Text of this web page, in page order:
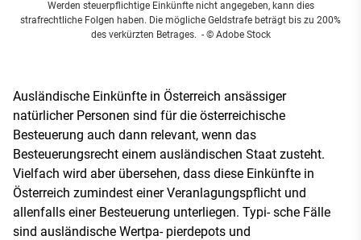
Werden steuerpflichtige Einkünfte nicht angegeben, kann dies
strafrechtliche Folgen haben. Die mögliche Geldstrafe beträgt bis zu 200%
des verkürzten Betrages. - © Adobe Stock
Ausländische Einkünfte in Österreich ansässiger
natürlicher Personen sind für die österreichische
Besteuerung auch dann relevant, wenn das
Besteuerungsrecht einem ausländischen Staat zusteht.
Vielfach wird aber übersehen, dass diese Einkünfte in
Österreich zumindest einer Veranlagungspflicht und
allenfalls einer Besteuerung unterliegen. Typi- sche Fälle
sind ausländische Wertpa- pierdepots und